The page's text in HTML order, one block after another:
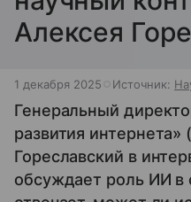
Алексея
1 декабря 2025 Источник:
Генеральный
развития
Гореславский в
обсуждает роль ИИ в